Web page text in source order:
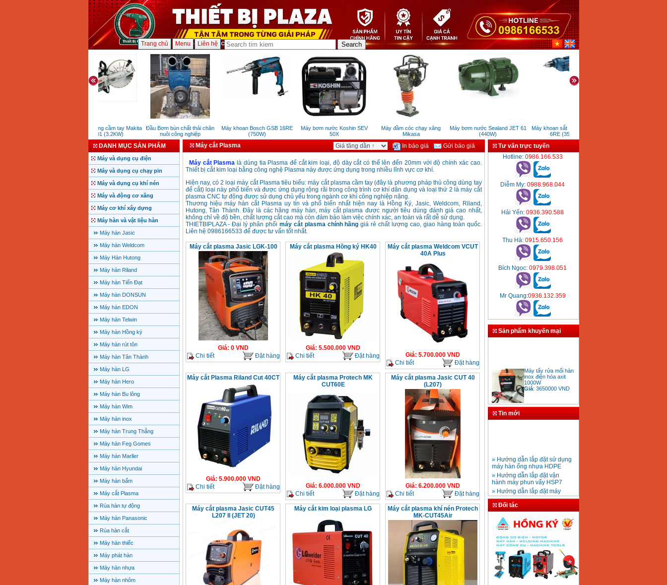
Trang chủ Menu Liên hệ
Máy cắt bê tông cầm tay Makita
EK6101 (3.2KW)
Đầu Bơm bùn chất thải chăn
nuôi công nghiệp
Máy khoan Bosch GSB 16RE
(750W)
Máy bơm nước Koshin SEV
50X
Máy đầm cóc chạy xăng
Mikasa
Máy bơm nước Sealand JET 61
(440W)
Máy khoan sắt Bosch GBM
6RE (350W)
DANH MỤC SẢN PHẨM
Máy và dụng cụ điện
Máy và dụng cụ chạy pin
Máy và dụng cụ khí nén
Máy và động cơ xăng
Máy cơ khí xây dựng
Máy hàn và vật liệu hàn
Máy hàn Jasic
Máy hàn Weldcom
Máy Hàn Hutong
Máy hàn Riland
Máy hàn Tiến Đạt
Máy hàn DONSUN
Máy hàn EDON
Máy hàn Telwin
Máy hàn Hồng ký
Máy hàn rút tôn
Máy hàn Tân Thành
Máy hàn LG
Máy hàn Hero
Máy hàn Bu lông
Máy hàn Wim
Máy hàn inox
Máy hàn Trung Thắng
Máy hàn Feg Gomes
Máy hàn Marller
Máy hàn Hyundai
Máy hàn bấm
Máy cắt Plasma
Rùa hàn tự động
Máy hàn Panasonic
Rùa hàn cắt
Máy hàn thiếc
Máy phát hàn
Máy hàn nhựa
Máy hàn nhôm
Máy cắt Plasma In báo giá Gửi báo giá
Máy cắt Plasma là dùng tia Plasma để cắt kim loại, độ dày cắt có thể lên đến 20mm với độ chính xác cao.
Thiết bị cắt kim loại bằng công nghệ Plasma này được ứng dụng trong nhiều lĩnh vực cơ khí.
Hiện nay, có 2 loại máy cắt Plasma tiêu biểu: máy cắt plasma cầm tay (đây là phương pháp thủ công dùng tay
để cắt) loại này phổ biến và được ứng dụng rộng rãi trong công trình cơ khí dân dụng và loại thứ 2 là máy cắt
plasma CNC tự động được sử dụng chủ yếu trong ngành cơ khí công nghiệp nặng.
Thương hiệu máy hàn cắt Plasma uy tín và phổ biến nhất hiện nay là Hồng Ký, Jasic, Weldcom, Riland,
Hutong, Tân Thành. Đây là các hãng máy hàn, máy cắt plasma được người tiêu dùng đánh giá cao nhất,
không chỉ về độ bền, chất lượng cắt cao mà còn đảm bảo làm việc chính xác, an toàn và rất dễ sử dụng.
THIETBIPLAZA - Đại lý phân phối máy cắt plasma chính hãng giá rẻ chất lượng cao, giao hàng toàn quốc.
Liên hệ 0986166533 để được tư vấn tốt nhất.
Máy cắt plasma Jasic LGK-100
Giá: 0 VND
Chi tiết
Đặt hàng
Máy cắt plasma Hồng ký HK40
Giá: 5.500.000 VND
Chi tiết
Đặt hàng
Máy cắt plasma Weldcom VCUT
40A Plus
Giá: 5.700.000 VND
Chi tiết
Đặt hàng
Máy cắt Plasma Riland Cut 40CT
Giá: 5.900.000 VND
Chi tiết
Đặt hàng
Máy cắt plasma Protech MK
CUT60E
Giá: 6.000.000 VND
Chi tiết
Đặt hàng
Máy cắt plasma Jasic CUT 40
(L207)
Giá: 6.200.000 VND
Chi tiết
Đặt hàng
Máy cắt plasma Jasic CUT45
L207 II (JET 20)
Máy cắt kim loại plasma LG
Máy cắt plasma khí nén Protech
MK-CUT45Air
Tư vấn trực tuyến
Hotline: 0986.166.533
Diễm My: 0988.968.044
Hải Yến: 0936.390.588
Thu Hà: 0915.650.156
Bích Ngọc: 0979.398.051
Mr Quang:0936.132.359
Sản phẩm khuyến mại
inox điện hóa axit
1000W
Giá:3650000
Mũi khoan rút lõi bê
tông D20-D350
Giá:330000VND
600mm Hồng Ký
Giá:3290000VND
Máy hàn que Hồng
ký Jet SR200R
Giá:2350000 VND
Tin mới
» Hướng dẫn lắp đặt sử dụng
máy hàn ống nhựa HDPE
» Hướng dẫn lắp đặt vận
hành máy phun vẩy HSP7
» Hướng dẫn lắp đặt máy
bơm ly tâm trục ngang
» Máy nén khí Jetman
» HDSD Máy Hàn Ống Nhựa
HDPE quay tay thủy lực
» Đại lý bán Máy hàn
DONSUN Thượng Hải
» Máy khoan rút lõi cầm tay
chạy điện pin
» Hình thức thanh toán tại
Thiết Bị Plaza
» Máy ổn áp, máy biến áp
Fushin
Đối tác